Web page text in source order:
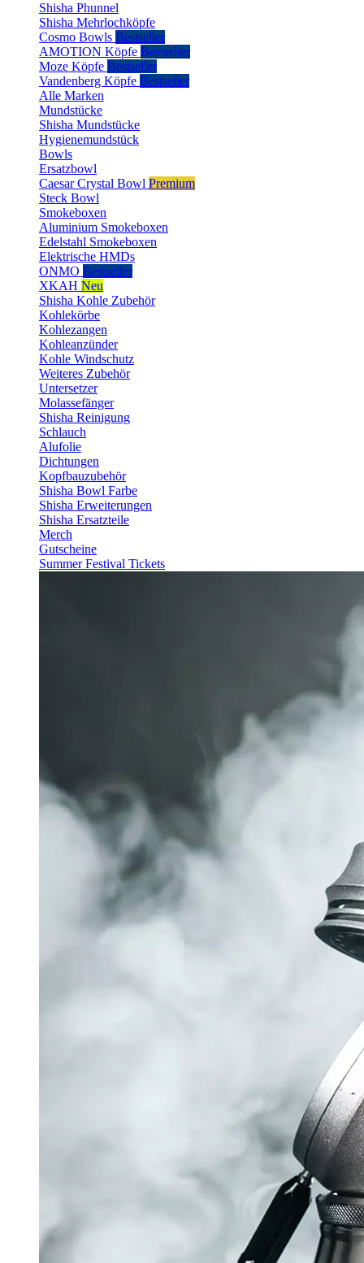
Shisha Phunnel
Shisha Mehrlochköpfe
Cosmo Bowls Bestseller
AMOTION Köpfe Bestseller
Moze Köpfe Bestseller
Vandenberg Köpfe Bestseller
Alle Marken
Mundstücke
Shisha Mundstücke
Hygienemundstück
Bowls
Ersatzbowl
Caesar Crystal Bowl Premium
Steck Bowl
Smokeboxen
Aluminium Smokeboxen
Edelstahl Smokeboxen
Elektrische HMDs
ONMO Bestseller
XKAH Neu
Shisha Kohle Zubehör
Kohlekörbe
Kohlezangen
Kohleanzünder
Kohle Windschutz
Weiteres Zubehör
Untersetzer
Molassefänger
Shisha Reinigung
Schlauch
Alufolie
Dichtungen
Kopfbauzubehör
Shisha Bowl Farbe
Shisha Erweiterungen
Shisha Ersatzteile
Merch
Gutscheine
Summer Festival Tickets